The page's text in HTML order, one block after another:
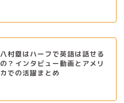
八村塁はハーフで英語は話せる
の？インタビュー動画とアメリ
カでの活躍まとめ